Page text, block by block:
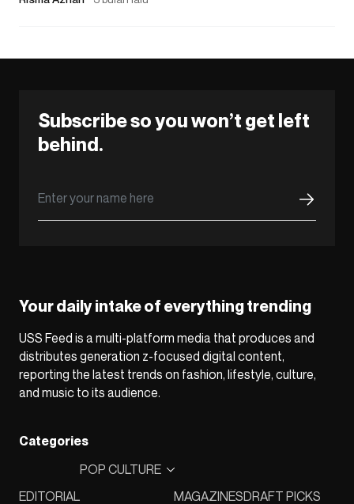
Subscribe so you won’t get left
behind.
Your daily intake of everything trending
USS Feed is a multi-platform media that produces and
distributes generation z-focused digital content,
reporting the latest trends on fashion, lifestyle, culture,
and music to its audience.
Categories
EDITORIAL
POP CULTURE
MAGAZINESDRAFT PICKS